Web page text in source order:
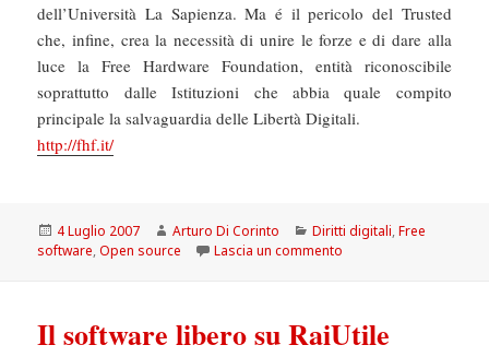
dell’Università La Sapienza. Ma é il pericolo del Trusted
che, infine, crea la necessità di unire le forze e di dare alla
luce la Free Hardware Foundation, entità riconoscibile
soprattutto dalle Istituzioni che abbia quale compito
principale la salvaguardia delle Libertà Digitali.
http://fhf.it/
Scritto
il
4 Luglio 2007 Autore
Arturo Di Corinto Categorie
Diritti digitali,Free
software,Open source Lascia un commento
Il software libero su RaiUtile